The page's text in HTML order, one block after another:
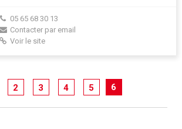
05 65 68 30 13
Contacter par email
Voir le site
2 3 4 5 6